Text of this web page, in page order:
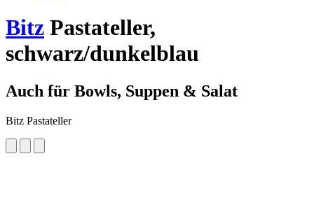
Bitz Pastateller,
schwarz/dunkelblau
Auch für Bowls, Suppen & Salat
Bitz Pastateller